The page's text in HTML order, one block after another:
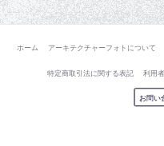
ホーム アーキテクチャーフォトについて
特定商取引法に関する表記 利用
お問い